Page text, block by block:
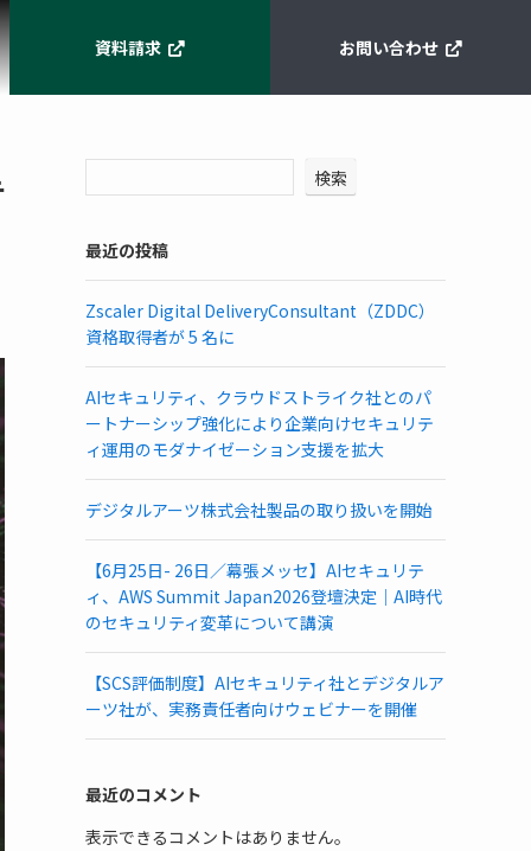
資料請求 お問い合わせ
検索
最近の投稿
Zscaler Digital DeliveryConsultant（ZDDC）
資格取得者が 5 名に
AIセキュリティ、クラウドストライク社とのパ
ートナーシップ強化により企業向けセキュリテ
ィ運用のモダナイゼーション支援を拡大
デジタルアーツ株式会社製品の取り扱いを開始
【6月25日- 26日／幕張メッセ】AIセキュリテ
ィ、AWS Summit Japan2026登壇決定｜AI時代
のセキュリティ変革について講演
【SCS評価制度】AIセキュリティ社とデジタルア
ーツ社が、実務責任者向けウェビナーを開催
最近のコメント
表示できるコメントはありません。